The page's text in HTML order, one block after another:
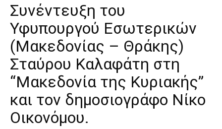
Συνέντευξη του
Υφυπουργού Εσωτερικών
(Μακεδονίας – Θράκης)
Σταύρου Καλαφάτη στη
“Μακεδονία της Κυριακής”
και τον δημοσιογράφο Νίκο
Οικονόμου.